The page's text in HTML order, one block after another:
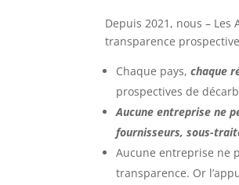
Depuis 2021, nous –
transparence
Chaque pays,chaque
prospectives de
Aucune entreprise ne
fournisseurs, sous-
Aucune entreprise ne
transparence. Or